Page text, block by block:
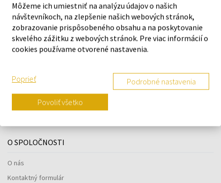
O ZNAČKE
vás
O SPOLOČNOSTI
O nás
Kontaktný formulár
Môžeme ich umiestniť na analýzu údajov o našich
návštevníkoch, na zlepšenie našich webových stránok,
zobrazovanie prispôsobeného obsahu a na poskytovanie
skvelého zážitku z webových stránok. Pre viac informácií o
cookies používame otvorené nastavenia.
Poprieť Podrobné nastavenia
Povoliť všetko